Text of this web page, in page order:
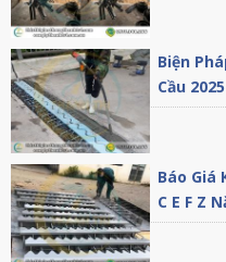
Biện
Cầu 2025
Báo Giá
C E F Z